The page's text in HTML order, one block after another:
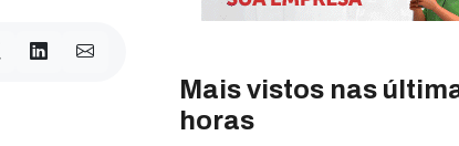
Mais vistos nas
horas